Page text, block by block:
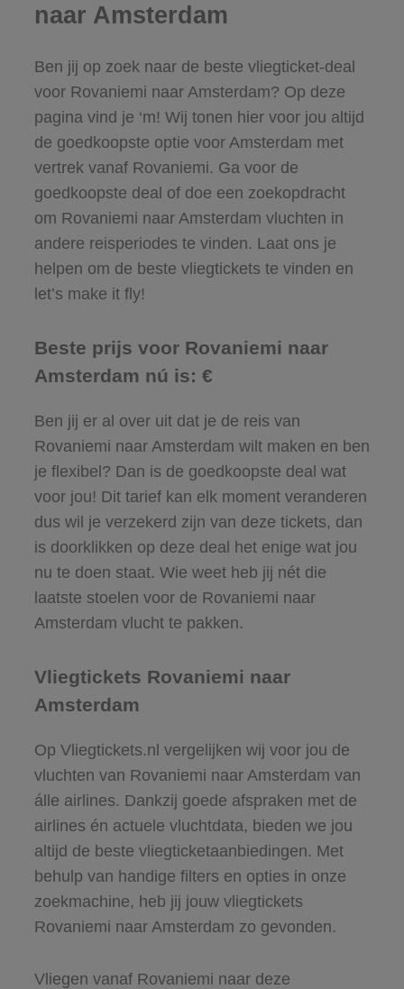
naar Amsterdam
Ben jij op zoek naar de beste vliegticket-deal
voor Rovaniemi naar Amsterdam? Op deze
pagina vind je ‘m! Wij tonen hier voor jou altijd
de goedkoopste optie voor Amsterdam met
vertrek vanaf Rovaniemi. Ga voor de
goedkoopste deal of doe een zoekopdracht
om Rovaniemi naar Amsterdam vluchten in
andere reisperiodes te vinden. Laat ons je
helpen om de beste vliegtickets te vinden en
let’s make it fly!
Beste prijs voor Rovaniemi naar
Amsterdam nú is: €
Ben jij er al over uit dat je de reis van
Rovaniemi naar Amsterdam wilt maken en ben
je flexibel? Dan is de goedkoopste deal wat
voor jou! Dit tarief kan elk moment veranderen
dus wil je verzekerd zijn van deze tickets, dan
is doorklikken op deze deal het enige wat jou
nu te doen staat. Wie weet heb jij nét die
laatste stoelen voor de Rovaniemi naar
Amsterdam vlucht te pakken.
Vliegtickets Rovaniemi naar
Amsterdam
Op Vliegtickets.nl vergelijken wij voor jou de
vluchten van Rovaniemi naar Amsterdam van
álle airlines. Dankzij goede afspraken met de
airlines én actuele vluchtdata, bieden we jou
altijd de beste vliegticketaanbiedingen. Met
behulp van handige filters en opties in onze
zoekmachine, heb jij jouw vliegtickets
Rovaniemi naar Amsterdam zo gevonden.
Vliegen vanaf Rovaniemi naar deze